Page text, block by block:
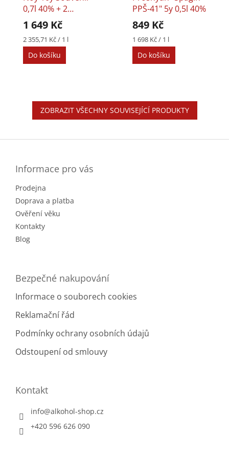
0,7l 40% + 2
Skleničky
1 649 Kč
Měrná
cena:
2 355,71 Kč / 1 l
Do košíku
PPŠ-41" 5y 0,5l 40%
849 Kč
Měrná
cena:
1 698 Kč / 1 l
Do košíku
ZOBRAZIT VŠECHNY SOUVISEJÍCÍ PRODUKTY
Informace pro vás
Prodejna
Doprava a platba
Ověření věku
Kontakty
Blog
Bezpečné nakupování
Informace o souborech cookies
Reklamační řád
Podmínky ochrany osobních údajů
Odstoupení od smlouvy
Kontakt
info@alkohol-shop.cz
+420 596 626 090